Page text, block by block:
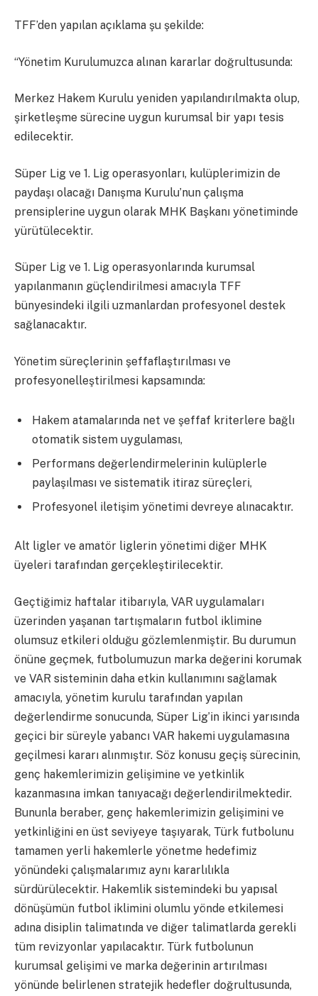
TFF’den yapılan açıklama şu şekilde:
“Yönetim Kurulumuzca alınan kararlar doğrultusunda:
Merkez Hakem Kurulu yeniden yapılandırılmakta olup,
şirketleşme sürecine uygun kurumsal bir yapı tesis
edilecektir.
Süper Lig ve 1. Lig operasyonları, kulüplerimizin de
paydaşı olacağı Danışma Kurulu’nun çalışma
prensiplerine uygun olarak MHK Başkanı yönetiminde
yürütülecektir.
Süper Lig ve 1. Lig operasyonlarında kurumsal
yapılanmanın güçlendirilmesi amacıyla TFF
bünyesindeki ilgili uzmanlardan profesyonel destek
sağlanacaktır.
Yönetim süreçlerinin şeffaflaştırılması ve
profesyonelleştirilmesi kapsamında:
Hakem atamalarında net ve şeffaf kriterlere bağlı
otomatik sistem uygulaması,
Performans değerlendirmelerinin kulüplerle
paylaşılması ve sistematik itiraz süreçleri,
Profesyonel iletişim yönetimi devreye alınacaktır.
Alt ligler ve amatör liglerin yönetimi diğer MHK
üyeleri tarafından gerçekleştirilecektir.
Geçtiğimiz haftalar itibarıyla, VAR uygulamaları
üzerinden yaşanan tartışmaların futbol iklimine
olumsuz etkileri olduğu gözlemlenmiştir. Bu durumun
önüne geçmek, futbolumuzun marka değerini korumak
ve VAR sisteminin daha etkin kullanımını sağlamak
amacıyla, yönetim kurulu tarafından yapılan
değerlendirme sonucunda, Süper Lig’in ikinci yarısında
geçici bir süreyle yabancı VAR hakemi uygulamasına
geçilmesi kararı alınmıştır. Söz konusu geçiş sürecinin,
genç hakemlerimizin gelişimine ve yetkinlik
kazanmasına imkan tanıyacağı değerlendirilmektedir.
Bununla beraber, genç hakemlerimizin gelişimini ve
yetkinliğini en üst seviyeye taşıyarak, Türk futbolunu
tamamen yerli hakemlerle yönetme hedefimiz
yönündeki çalışmalarımız aynı kararlılıkla
sürdürülecektir. Hakemlik sistemindeki bu yapısal
dönüşümün futbol iklimini olumlu yönde etkilemesi
adına disiplin talimatında ve diğer talimatlarda gerekli
tüm revizyonlar yapılacaktır. Türk futbolunun
kurumsal gelişimi ve marka değerinin artırılması
yönünde belirlenen stratejik hedefler doğrultusunda,